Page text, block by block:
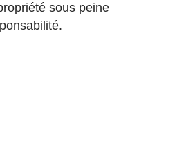
sous peine